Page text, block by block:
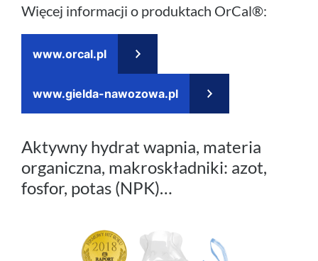
Więcej informacji o produktach OrCal®:
www.orcal.pl
www.gielda-nawozowa.pl
Aktywny hydrat wapnia, materia
organiczna, makroskładniki: azot,
fosfor, potas (NPK)…